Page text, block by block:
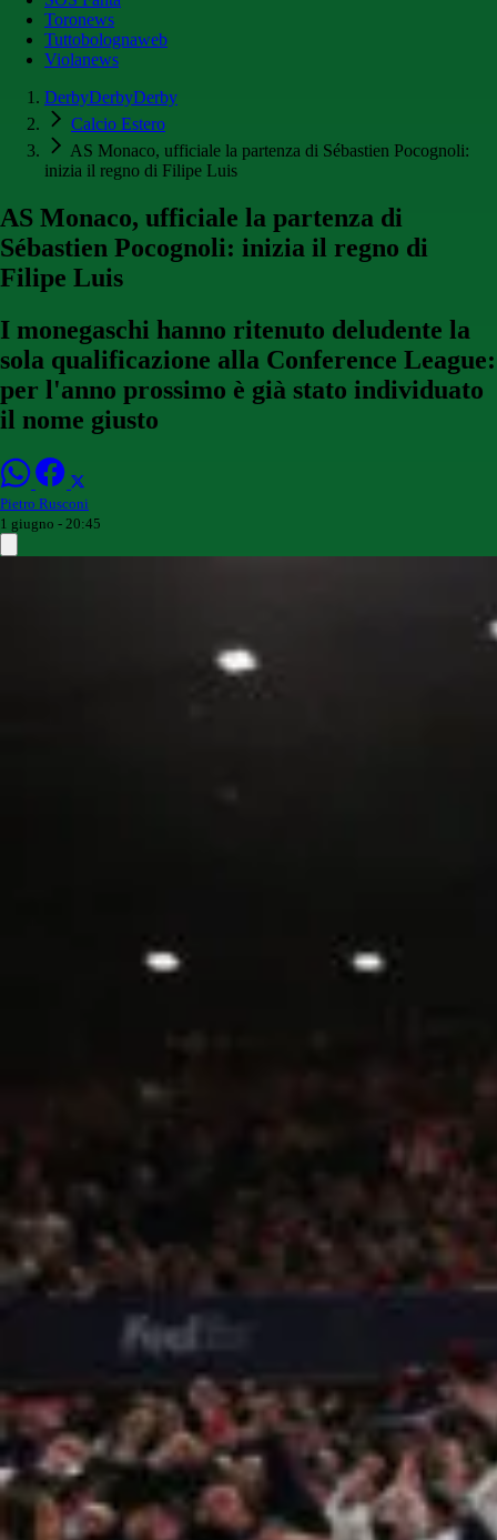
Toronews
Tuttobolognaweb
Violanews
DerbyDerbyDerby
Calcio Estero
AS Monaco, ufficiale la partenza di Sébastien Pocognoli:
inizia il regno di Filipe Luis
AS Monaco, ufficiale la partenza di
Sébastien Pocognoli: inizia il regno di
Filipe Luis
I monegaschi hanno ritenuto deludente la
sola qualificazione alla Conference League:
per l'anno prossimo è già stato individuato
il nome giusto
Pietro Rusconi
1 giugno - 20:45